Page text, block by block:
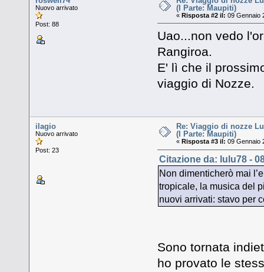
Nuovo arrivato
Post: 88
(I Parte: Maupiti)
«Risposta #2 il: 09 Gennaio
Uao...non vedo
Rangiroa.
E' lì che il
viaggio di Nozze.
ilagio
Nuovo arrivato
Post: 23
Re: Viaggio di nozze
(I Parte: Maupiti)
« Risposta #3 il: 09 Gennaio
Citazione da: lulu78 -
Non dimenticherò mai
tropicale, la musica del
nuovi arrivati: stavo per
Sono tornata
ho provato le